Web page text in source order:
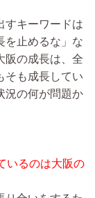
すキーワードは
を止めるな」な
阪の成長は、全
そも成長してい
況の何が問題か
いるのは大阪の